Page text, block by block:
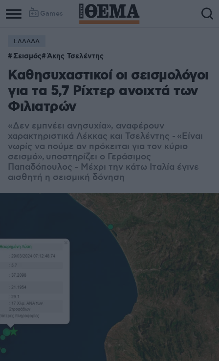
Games
ΕΛΛΑΔΑ
Σεισμός Άκης Τσελέντης
Καθησυχαστικοί οι σεισμολόγοι
για τα 5,7 Ρίχτερ ανοιχτά των
Φιλιατρών
«Δεν εμπνέει ανησυχία», αναφέρουν
χαρακτηριστικά Λέκκας και Τσελέντης - «Είναι
νωρίς να πούμε αν πρόκειται για τον κύριο
σεισμό», υποστηρίζει ο Γεράσιμος
Παπαδόπουλος - Μέχρι την κάτω Ιταλία έγινε
αισθητή η σεισμική δόνηση